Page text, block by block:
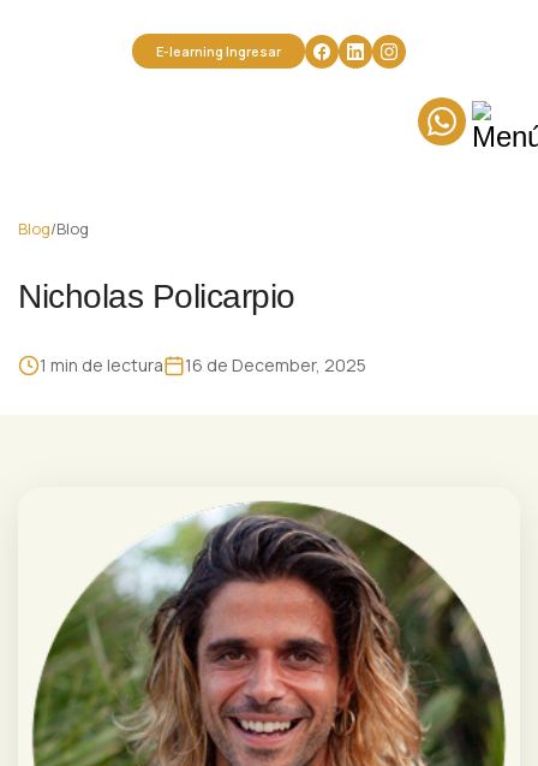
E-learning Ingresar
Blog/Blog
Nicholas Policarpio
1 min de lectura 16 de December, 2025